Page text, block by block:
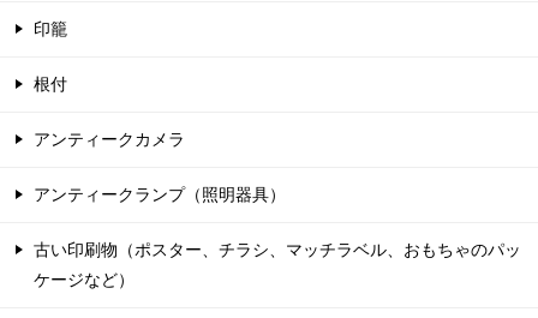
印籠
根付
アンティークカメラ
アンティークランプ（照明器具）
古い印刷物（ポスター、チラシ、マッチラベル、おもちゃのパッ
ケージなど）